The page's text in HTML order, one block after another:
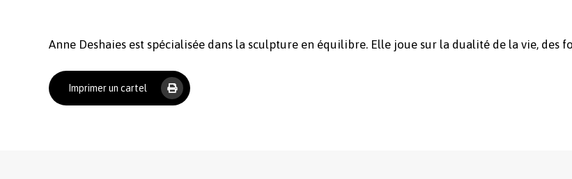
Anne Deshaies est spécialisée dans la sculpture en équilibre. Elle joue sur la dualité de la vie, des
Imprimer un cartel